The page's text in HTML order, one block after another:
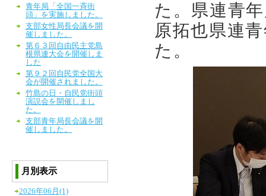
た。県連青
原拓也県連
た。
青年局「全国一斉街
頭」を実施しました。
支部女性局長会議を開
催しました。
第６３回自由民主党島
根県連大会を開催しま
した
第９２回自民党全国大
会が開催されました。
竹島の日・自民党街頭
演説会を開催しまし
た。
支部青年局長会議を開
催しました。
月別表示
2026年06月(1)